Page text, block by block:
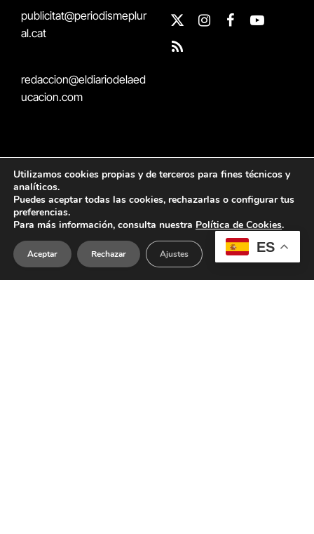
publicitat@periodismeplur
al.cat
redaccion@eldiariodelaed
ucacion.com
X
(Twitter)
InstagramFacebookYouTube
RSS
CON EL SOPORTE DE
ES
Utilizamos cookies propias y de terceros para fines técnicos y
analíticos.
Puedes aceptar todas las cookies, rechazarlas o configurar tus
preferencias.
Para más información, consulta nuestra Política de Cookies.
Aceptar Rechazar Ajustes